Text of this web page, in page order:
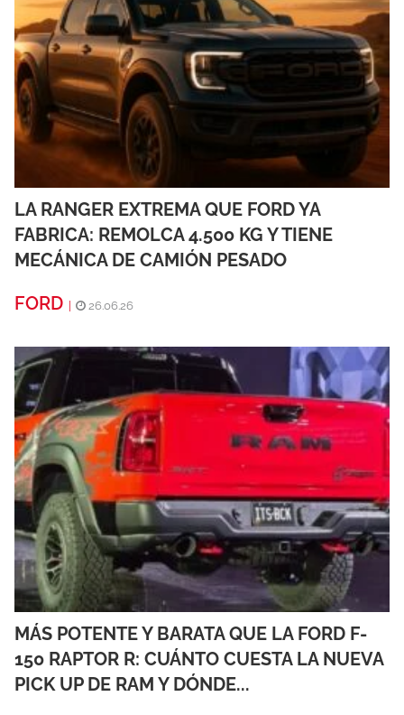
LA RANGER EXTREMA QUE FORD YA
FABRICA: REMOLCA 4.500 KG Y TIENE
MECÁNICA DE CAMIÓN PESADO
FORD
26.06.26
MÁS POTENTE Y BARATA QUE LA FORD F-
150 RAPTOR R: CUÁNTO CUESTA LA NUEVA
PICK UP DE RAM Y DÓNDE...